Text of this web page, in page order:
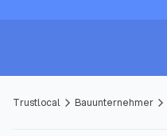
Trustlocal arrow_forward_ios Bauunternehmer arrow_forward_ios